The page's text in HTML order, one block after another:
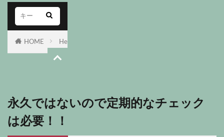
永久ではないので定期的なチェック
は必要！！